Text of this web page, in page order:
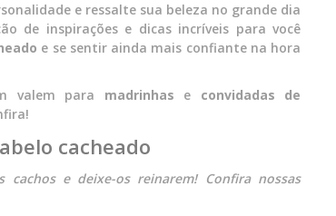
e ressalte sua beleza no grande dia
de inspirações e dicas incríveis para você
e se sentir ainda mais confiante na hora
valem para madrinhas e convidadas
de
cacheado
e deixe-os reinarem! Confira nossas